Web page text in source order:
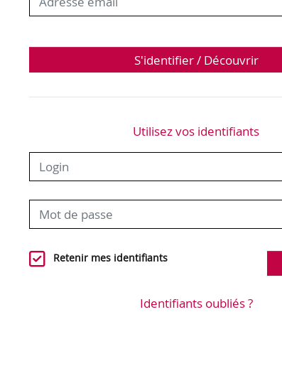
S'identifier / Découvrir
Utilisez vos identifiants
Retenir mes identifiants
Identifiants oubliés ?